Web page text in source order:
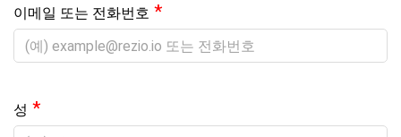
이메일 또는 전화번호 *
성 *